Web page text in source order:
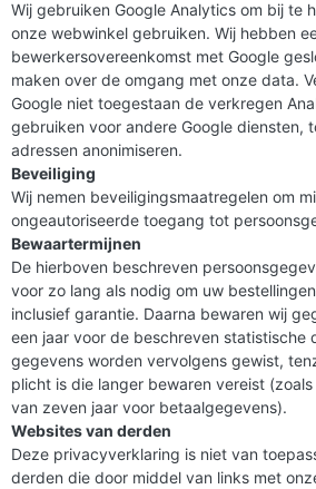
Wij gebruiken Google Analytics om bij te
onze webwinkel gebruiken. Wij hebben
bewerkersovereenkomst met Google
maken over de omgang met onze data.
Google niet toegestaan de verkregen
gebruiken voor andere Google diensten,
adressen anonimiseren.
Beveiliging
Wij nemen beveiligingsmaatregelen om
ongeautoriseerde toegang tot
Bewaartermijnen
De hierboven beschreven
voor zo lang als nodig om uw
inclusief garantie. Daarna bewaren wij
een jaar voor de beschreven statistische
gegevens worden vervolgens gewist,
plicht is die langer bewaren vereist
van zeven jaar voor betaalgegevens).
Websites van derden
Deze privacyverklaring is niet van
derden die door middel van links met